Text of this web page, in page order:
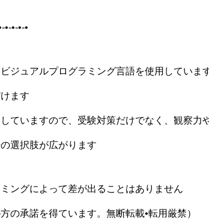
•-•-•-•
ジュアルプログラミング言語を使用していま
ます
ていますので、受験対策だけでなく、観察力
選択肢が広がります
ングによって差が出ることはありません
の承諾を得ています。無断転載•転用厳禁）